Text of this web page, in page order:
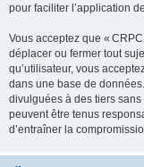
pour faciliter l’application
Vous acceptez que «
déplacer ou fermer tout
qu’utilisateur, vous
dans une base de
divulguées à des tiers
peuvent être tenus
d’entraîner la